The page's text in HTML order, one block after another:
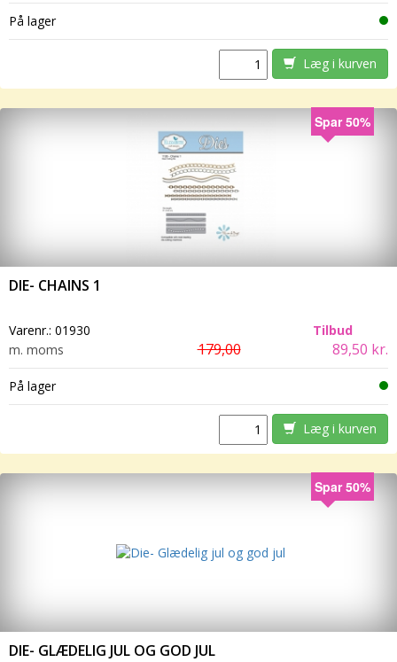
På lager
Læg i kurven
Spar 50%
DIE- CHAINS 1
Varenr.: 01930
Tilbud
m. moms
179,00 89,50 kr.
På lager
Læg i kurven
Spar 50%
DIE- GLÆDELIG JUL OG GOD JUL